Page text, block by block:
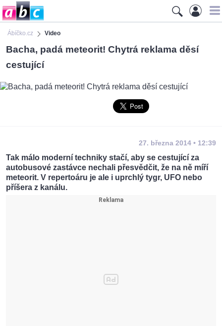
Ábíčko.cz Video
Bacha, padá meteorit! Chytrá reklama děsí
cestující
27. března 2014 • 12:39
Tak málo moderní techniky stačí, aby se cestující za
autobusové zastávce nechali přesvědčit, že na ně míří
meteorit. V repertoáru je ale i uprchlý tygr, UFO nebo
příšera z kanálu.